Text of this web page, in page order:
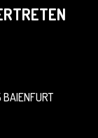
BAIENFURT